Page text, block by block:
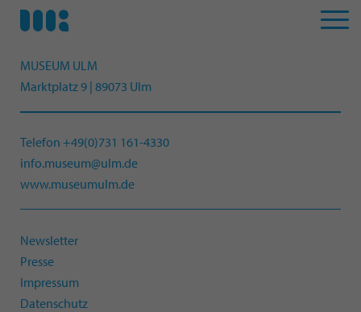
MUSEUM ULM
Marktplatz 9 | 89073 Ulm
Telefon +49(0)731 161-4330
info.museum@ulm.de
www.museumulm.de
Newsletter
Presse
Impressum
Datenschutz